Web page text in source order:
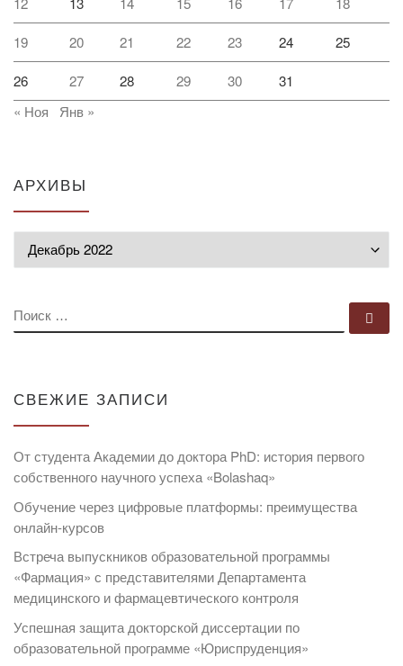
19 20 21 22 23 24 25
26 27 28 29 30
31
« Ноя
Янв »
АРХИВЫ
ПОИСК
СВЕЖИЕ ЗАПИСИ
От студента Академии до доктора PhD: история первого
собственного научного успеха «Bolashaq»
Обучение через цифровые платформы: преимущества
онлайн-курсов
Встреча выпускников образовательной программы
«Фармация» с представителями Департамента
медицинского и фармацевтического контроля
Успешная защита докторской диссертации по
образовательной программе «Юриспруденция»